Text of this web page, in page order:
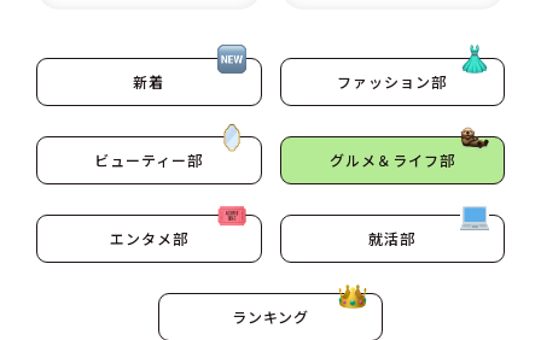
新着 ファッション部
ビューティー部 グルメ＆ライフ部
エンタメ部 就活部
ランキング